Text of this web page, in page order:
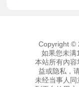
Copyright ©
如果您未满
本站所有內
益或隐私，
未经当事人